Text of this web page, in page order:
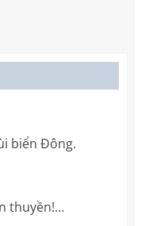
biển Đông.
thuyền!…